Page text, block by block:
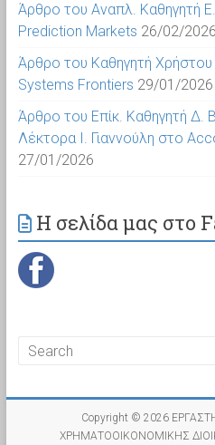
Άρθρο του Αναπλ. Καθηγητή
Prediction Markets 26/02/2026
Άρθρο του Καθηγητή
Systems Frontiers 29/01/2026
Άρθρο του Επίκ. Καθηγητή Δ.
Λέκτορα Ι. Γιαννούλη στο
27/01/2026
Η σελίδα μας στο
Copyright © 2026
ΧΡΗΜΑΤΟΟΙΚΟΝΟΜΙΚΗΣ